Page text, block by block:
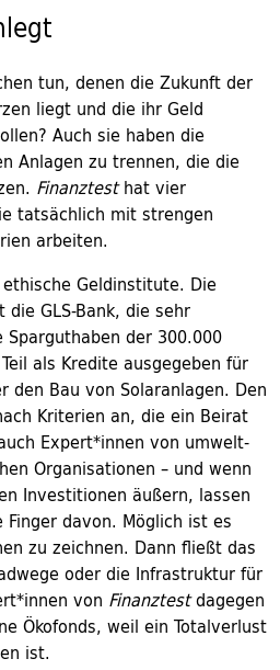
tun, denen die Zukunft der
liegt und die ihr Geld
Auch sie haben die
Anlagen zu trennen, die die
Finanztesthat vier
tatsächlich mit strengen
arbeiten.
Geldinstitute. Die
GLS-Bank, die sehr
der 300.000
als Kredite ausgegeben für
den Bau von Solaranlagen. Den
Kriterien an, die ein Beirat
Expert*innen von umwelt-
Organisationen – und wenn
Investitionen äußern, lassen
Finger davon. Möglich ist es
zu zeichnen. Dann fließt das
oder die Infrastruktur für
von Finanztestdagegen
Ökofonds, weil ein Totalverlust
ist.